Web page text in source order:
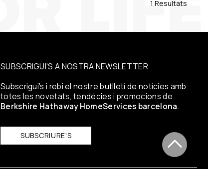
1 Resultats
SUBSCRIGUI'S A NOSTRA NEWSLETTER
Subscrigui's i rebi el nostre butlletí de notícies amb
totes les novetats, tendècies i promocions de
Berkshire Hathaway HomeServices barcelona.
SUBSCRIURE'S